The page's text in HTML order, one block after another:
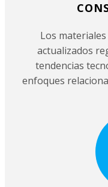
Los
actualizados
tendencias
enfoques